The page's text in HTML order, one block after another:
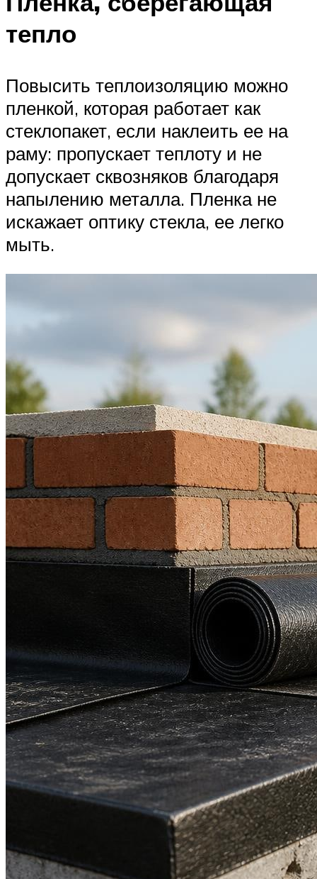
тепло
Повысить теплоизоляцию можно
пленкой, которая работает как
стеклопакет, если наклеить ее на
раму: пропускает теплоту и не
допускает сквозняков благодаря
напылению металла. Пленка не
искажает оптику стекла, ее легко
мыть.